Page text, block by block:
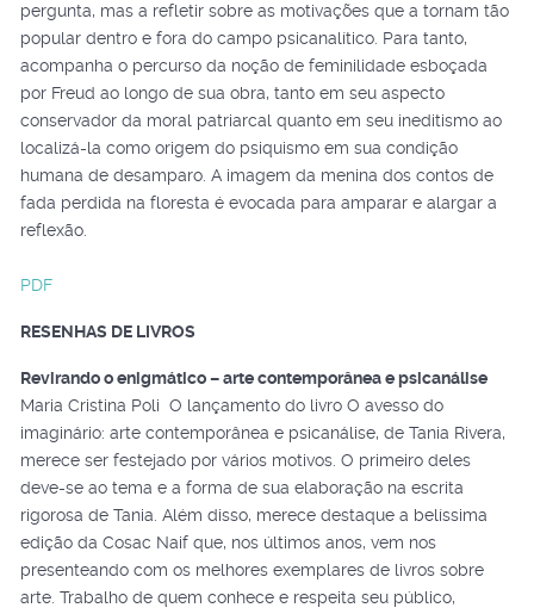
pergunta, mas a refletir sobre as motivações que a tornam tão
popular dentro e fora do campo psicanalítico. Para tanto,
acompanha o percurso da noção de feminilidade esboçada
por Freud ao longo de sua obra, tanto em seu aspecto
conservador da moral patriarcal quanto em seu ineditismo ao
localizá-la como origem do psiquismo em sua condição
humana de desamparo. A imagem da menina dos contos de
fada perdida na floresta é evocada para amparar e alargar a
reflexão.
PDF
RESENHAS DE LIVROS
Revirando o enigmático – arte contemporânea e psicanálise
Maria Cristina Poli O lançamento do livro O avesso do
imaginário: arte contemporânea e psicanálise, de Tania Rivera,
merece ser festejado por vários motivos. O primeiro deles
deve-se ao tema e a forma de sua elaboração na escrita
rigorosa de Tania. Além disso, merece destaque a belíssima
edição da Cosac Naif que, nos últimos anos, vem nos
presenteando com os melhores exemplares de livros sobre
arte. Trabalho de quem conhece e respeita seu público,